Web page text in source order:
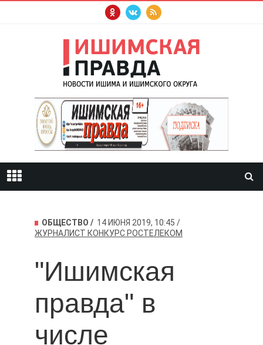
ОБЩЕСТВО
14 ИЮНЯ 2019, 10:45
ЖУРНАЛИСТ КОНКУРС РОСТЕЛЕКОМ
"Ишимская
правда" в
числе